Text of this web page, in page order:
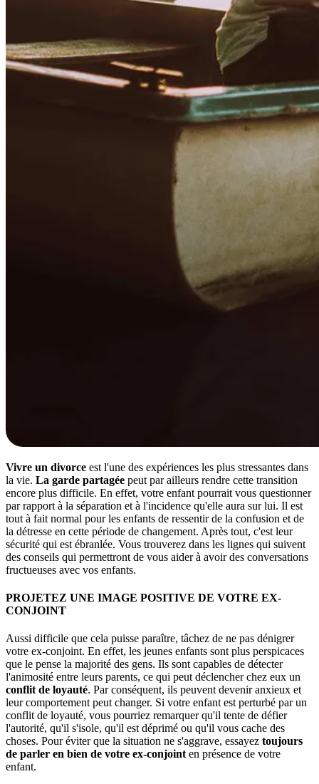
Vivre un divorce est l'une des expériences les plus stressantes dans
la vie. La garde partagée peut par ailleurs rendre cette transition
encore plus difficile. En effet, votre enfant pourrait vous questionner
par rapport à la séparation et à l'incidence qu'elle aura sur lui. Il est
tout à fait normal pour les enfants de ressentir de la confusion et de
la détresse en cette période de changement. Après tout, c'est leur
sécurité qui est ébranlée. Vous trouverez dans les lignes qui suivent
des conseils qui permettront de vous aider à avoir des conversations
fructueuses avec vos enfants.
PROJETEZ UNE IMAGE POSITIVE DE VOTRE EX-
CONJOINT
Aussi difficile que cela puisse paraître, tâchez de ne pas dénigrer
votre ex-conjoint. En effet, les jeunes enfants sont plus perspicaces
que le pense la majorité des gens. Ils sont capables de détecter
l'animosité entre leurs parents, ce qui peut déclencher chez eux un
conflit de loyauté. Par conséquent, ils peuvent devenir anxieux et
leur comportement peut changer. Si votre enfant est perturbé par un
conflit de loyauté, vous pourriez remarquer qu'il tente de défier
l'autorité, qu'il s'isole, qu'il est déprimé ou qu'il vous cache des
choses. Pour éviter que la situation ne s'aggrave, essayez toujours
de parler en bien de votre ex-conjoint en présence de votre
enfant.